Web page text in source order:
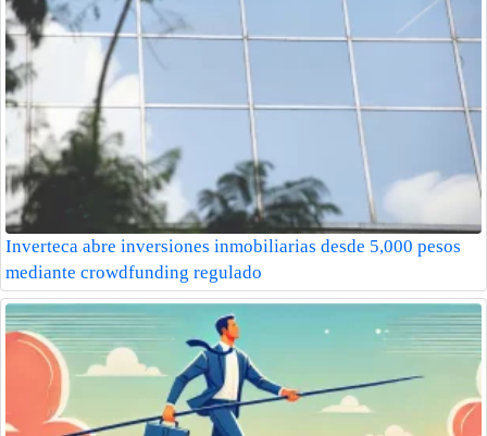
Inverteca abre inversiones inmobiliarias desde 5,000 pesos
mediante crowdfunding regulado